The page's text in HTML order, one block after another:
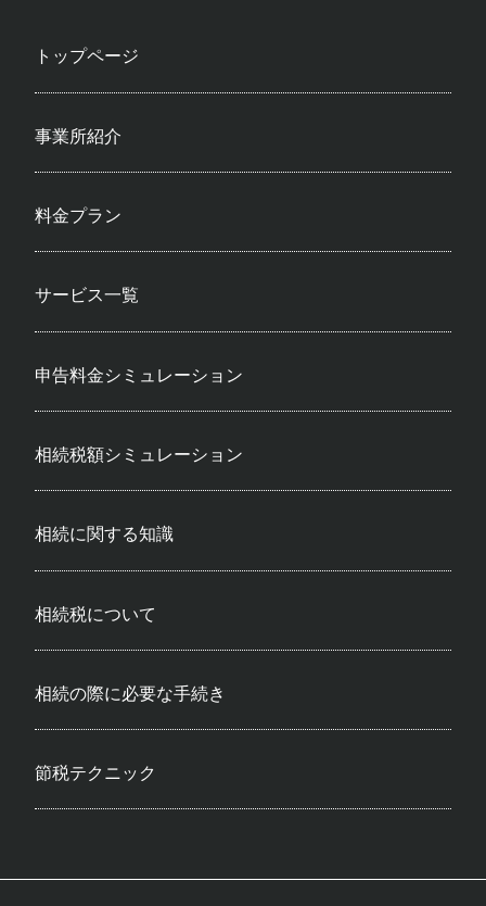
トップページ
事業所紹介
料金プラン
サービス一覧
申告料金シミュレーション
相続税額シミュレーション
相続に関する知識
相続税について
相続の際に必要な手続き
節税テクニック